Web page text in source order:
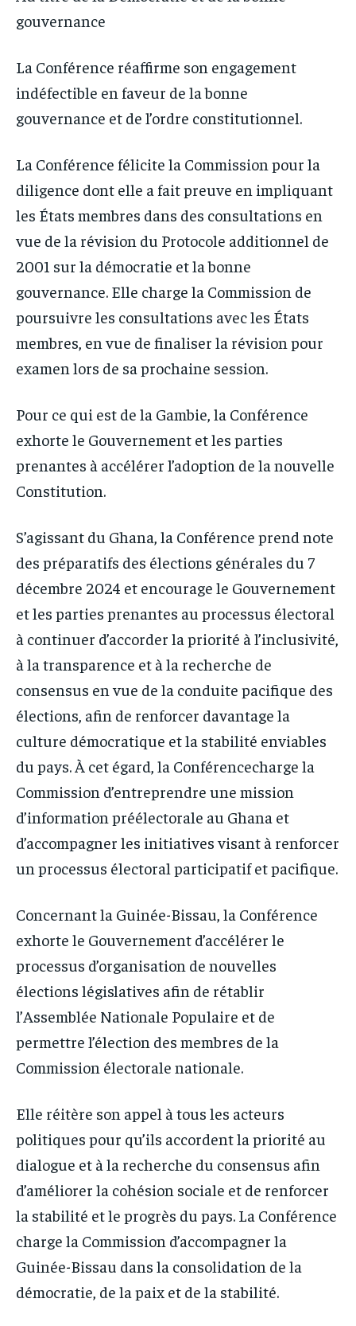
gouvernance
La Conférence réaffirme son engagement
indéfectible en faveur de la bonne
gouvernance et de l’ordre constitutionnel.
La Conférence félicite la Commission pour la
diligence dont elle a fait preuve en impliquant
les États membres dans des consultations en
vue de la révision du Protocole additionnel de
2001 sur la démocratie et la bonne
gouvernance. Elle charge la Commission de
poursuivre les consultations avec les États
membres, en vue de finaliser la révision pour
examen lors de sa prochaine session.
Pour ce qui est de la Gambie, la Conférence
exhorte le Gouvernement et les parties
prenantes à accélérer l’adoption de la nouvelle
Constitution.
S’agissant du Ghana, la Conférence prend note
des préparatifs des élections générales du 7
décembre 2024 et encourage le Gouvernement
et les parties prenantes au processus électoral
à continuer d’accorder la priorité à l’inclusivité,
à la transparence et à la recherche de
consensus en vue de la conduite pacifique des
élections, afin de renforcer davantage la
culture démocratique et la stabilité enviables
du pays. À cet égard, la Conférencecharge la
Commission d’entreprendre une mission
d’information préélectorale au Ghana et
d’accompagner les initiatives visant à renforcer
un processus électoral participatif et pacifique.
Concernant la Guinée-Bissau, la Conférence
exhorte le Gouvernement d’accélérer le
processus d’organisation de nouvelles
élections législatives afin de rétablir
l’Assemblée Nationale Populaire et de
permettre l’élection des membres de la
Commission électorale nationale.
Elle réitère son appel à tous les acteurs
politiques pour qu’ils accordent la priorité au
dialogue et à la recherche du consensus afin
d’améliorer la cohésion sociale et de renforcer
la stabilité et le progrès du pays. La Conférence
charge la Commission d’accompagner la
Guinée-Bissau dans la consolidation de la
démocratie, de la paix et de la stabilité.